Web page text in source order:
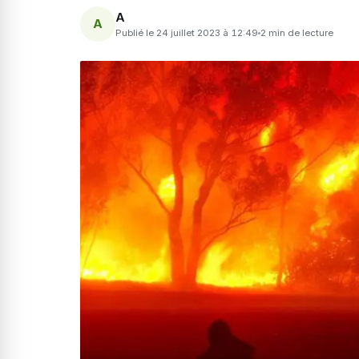
A A
Publié le 24 juillet 2023 à 12:49 2 min de lecture